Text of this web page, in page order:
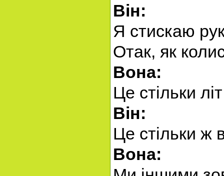
Він:
Я стискаю
Отак, як
Вона:
Це стільки
Він:
Це стільки ж
Вона: